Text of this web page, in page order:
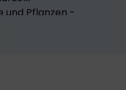
und Pflanzen -